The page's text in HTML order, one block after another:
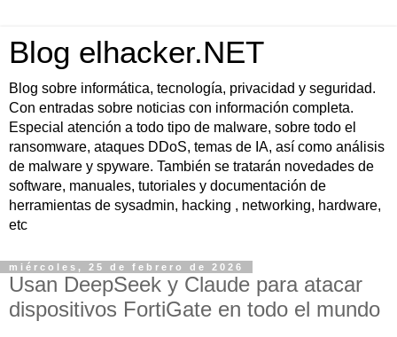
Blog elhacker.NET
Blog sobre informática, tecnología, privacidad y seguridad.
Con entradas sobre noticias con información completa.
Especial atención a todo tipo de malware, sobre todo el
ransomware, ataques DDoS, temas de IA, así como análisis
de malware y spyware. También se tratarán novedades de
software, manuales, tutoriales y documentación de
herramientas de sysadmin, hacking , networking, hardware,
etc
miércoles, 25 de febrero de 2026
Usan DeepSeek y Claude para atacar
dispositivos FortiGate en todo el mundo